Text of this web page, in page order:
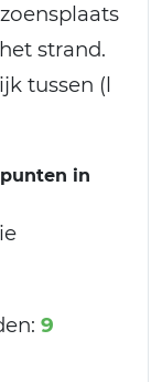
strand.
tussen (l
in
9